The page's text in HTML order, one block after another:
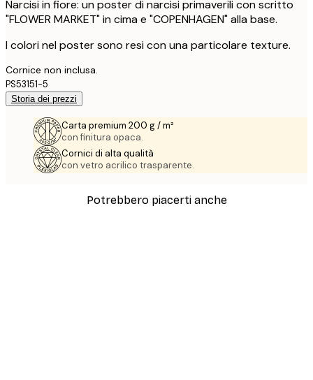
Narcisi in fiore: un poster di narcisi primaverili con scritto
"FLOWER MARKET" in cima e "COPENHAGEN" alla base.
I colori nel poster sono resi con una particolare texture.
Cornice non inclusa.
PS53151-5
Storia dei prezzi
Carta premium 200 g / m²
con finitura opaca.
Cornici di alta qualità
con vetro acrilico trasparente.
Potrebbero piacerti anche